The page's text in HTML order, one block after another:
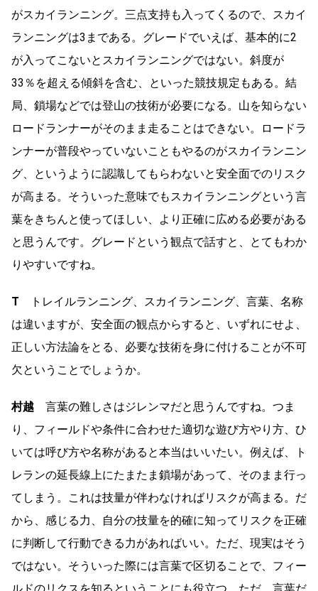
がスカイランニング。三点支持も入ってくるので、スカイ
ランニングは3まである。グレードでいえば、基本的に2
が入ってこないとスカイランニングではない。斜度が
33％を超える傾斜を含む、といった競技規定もある。結
局、鎖場などでは登山の技術が必要になる。山を知らない
ロードランナーがそのまま走ることはできない。ロードラ
ンナーが普段やっていないこともやるのがスカイランニン
グ、というように認識してもらわないと安全面でのリスク
が高まる。そういった意味でもスカイランニングという言
葉をきちんと使ってほしい、より正確に広める必要がある
と思うんです。グレードという観点で話すと、とてもわか
りやすいですね。
T トレイルランニング、スカイランニング、言葉、名称
は違いますが、安全面の観点からすると、いずれにせよ、
正しい方法論をとる、必要な技術を身に付けることが不可
欠ということでしょうか。
村越 言葉の難しさはジレンマだと思うんですね。つま
り、フィールドや条件に合わせた適切な遊び方やり方、ひ
いては呼び方や名称があると本当はいいたい。例えば、ト
レランの延長線上にたまたま鎖場があって、そのまま行っ
てしまう。これは技量が伴わなければリスクが高まる。だ
から、感じる力、自分の技量を的確に知ってリスクを正確
に判断して行動できる力があればいい。ただ、現実はそう
ではない。そういった際には言葉で区切ることで、フィー